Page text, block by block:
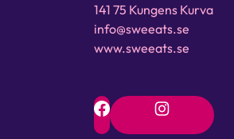
141 75 Kungens Kurva
info@sweeats.se
www.sweeats.se